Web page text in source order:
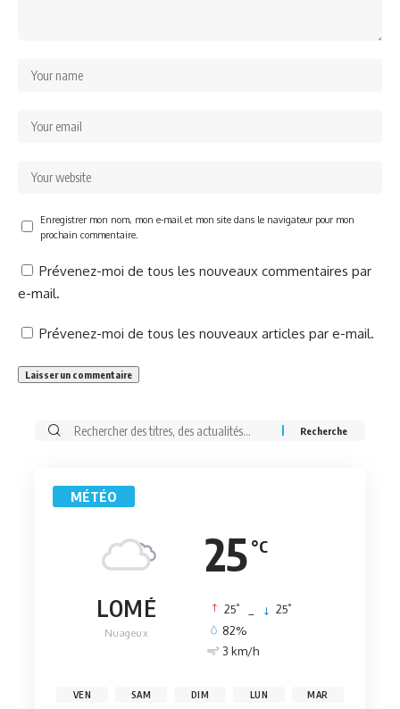
Enregistrer mon nom, mon e-mail et mon site dans le navigateur pour mon
prochain commentaire.
Prévenez-moi de tous les nouveaux commentaires par
e-mail.
Prévenez-moi de tous les nouveaux articles par e-mail.
Rechercher:
MÉTÉO
25 °C
LOMÉ
Nuageux
25° 25°
82%
3 km/h
VEN SAM DIM LUN MAR